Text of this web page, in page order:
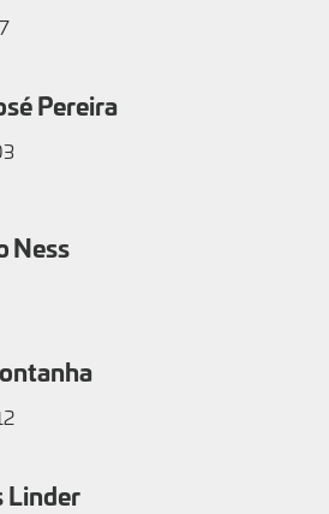
Pereira
Ness
Linder